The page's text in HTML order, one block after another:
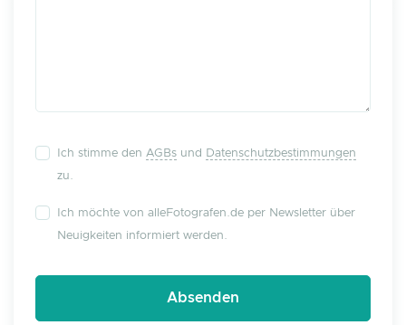
Ich stimme den AGBs und
Datenschutzbestimmungen
zu.
Ich möchte von alleFotografen.de per Newsletter über
Neuigkeiten informiert werden.